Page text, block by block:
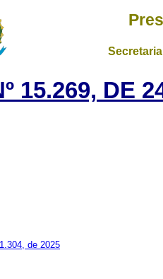
15.269, DE
de 2025